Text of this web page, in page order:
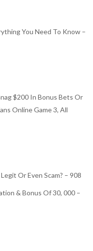
You Need To Know –
$200 In Bonus Bets Or
Online Game 3, All
Or Even Scam? – 908
& Bonus Of 30, 000 –